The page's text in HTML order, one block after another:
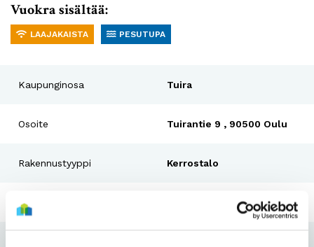
Vuokra sisältää:
LAAJAKAISTA PESUTUPA
Kaupunginosa Tuira
Osoite Tuirantie 9 , 90500 Oulu
Rakennustyyppi Kerrostalo
Rakennusvuosi